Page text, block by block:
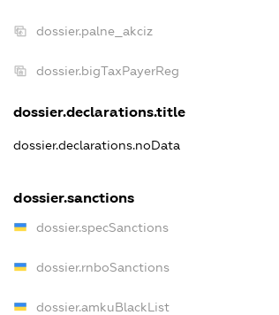
dossier.palne_akciz
dossier.bigTaxPayerReg
dossier.declarations.title
dossier.declarations.noData
dossier.sanctions
dossier.specSanctions
dossier.rnboSanctions
dossier.amkuBlackList